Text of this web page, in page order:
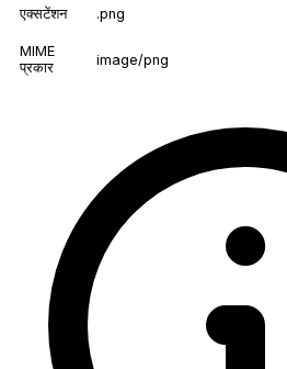
एक्सटेंशन .png
MIME
प्रकार
image/png